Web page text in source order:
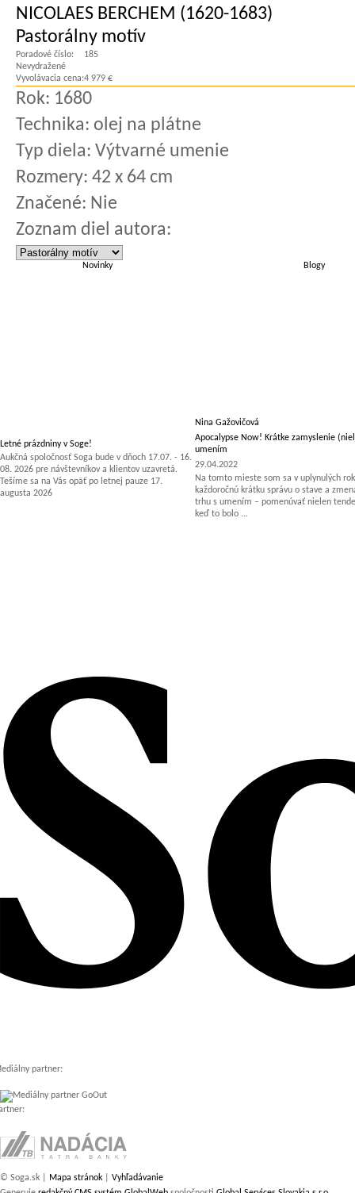
NICOLAES BERCHEM (1620-1683)
Pastorálny motív
Poradové číslo:
185
Nevydražené
Vyvolávacia cena:4 979 €
Rok: 1680
Technika: olej na plátne
Typ diela: Výtvarné umenie
Rozmery: 42 x 64 cm
Značené: Nie
Zoznam diel autora:
Novinky Blogy
Letné prázdniny v Soge!
Aukčná spoločnosť Soga bude v dňoch 17.07. - 16.
08. 2026 pre návštevníkov a klientov uzavretá.
Tešíme sa na Vás opäť po letnej pauze 17.
augusta 2026
Nina Gažovičová
Apocalypse Now! Krátke zamyslenie
umením
29.04.2022
Na tomto mieste som sa v uplynulých
každoročnú krátku správu o stave a
trhu s umením – pomenúvať nielen
keď to bolo ...
partner:
© Soga.sk | Mapa stránok
Vyhľadávanie